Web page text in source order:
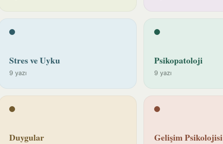
Stres ve Uyku
9 yazı
Psikopatoloji
9 yazı
Duygular Gelişim Psikolojisi